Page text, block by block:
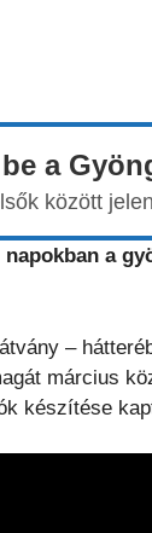
a
között
a
–
március
készítése